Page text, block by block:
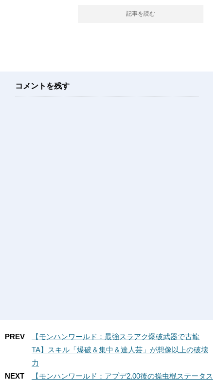
記事を読む
コメントを残す
PREV
【モンハンワールド：最強スラアク爆破武器で古龍
TA】スキル「爆破＆集中＆達人芸」が想像以上の破壊
力
NEXT
【モンハンワールド：アプデ2.00後の操虫棍ステータス